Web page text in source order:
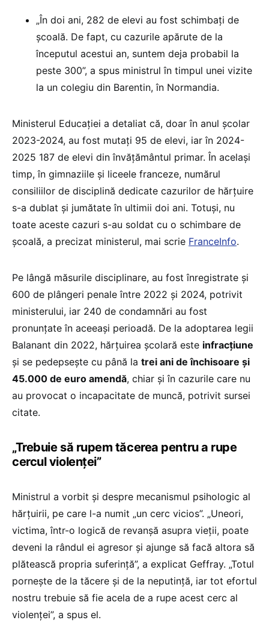
„În doi ani, 282 de elevi au fost schimbați de
școală. De fapt, cu cazurile apărute de la
începutul acestui an, suntem deja probabil la
peste 300”, a spus ministrul în timpul unei vizite
la un colegiu din Barentin, în Normandia.
Ministerul Educației a detaliat că, doar în anul școlar
2023-2024, au fost mutați 95 de elevi, iar în 2024-
2025 187 de elevi din învățământul primar. În același
timp, în gimnaziile și liceele franceze, numărul
consiliilor de disciplină dedicate cazurilor de hărțuire
s-a dublat și jumătate în ultimii doi ani. Totuși, nu
toate aceste cazuri s-au soldat cu o schimbare de
școală, a precizat ministerul, mai scrie FranceInfo.
Pe lângă măsurile disciplinare, au fost înregistrate și
600 de plângeri penale între 2022 și 2024, potrivit
ministerului, iar 240 de condamnări au fost
pronunțate în aceeași perioadă. De la adoptarea legii
Balanant din 2022, hărțuirea școlară este infracțiune
și se pedepsește cu până la trei ani de închisoare și
45.000 de euro amendă, chiar și în cazurile care nu
au provocat o incapacitate de muncă, potrivit sursei
citate.
„Trebuie să rupem tăcerea pentru a rupe
cercul violenței”
Ministrul a vorbit și despre mecanismul psihologic al
hărțuirii, pe care l-a numit „un cerc vicios”. „Uneori,
victima, într-o logică de revanșă asupra vieții, poate
deveni la rândul ei agresor și ajunge să facă altora să
plătească propria suferință”, a explicat Geffray. „Totul
pornește de la tăcere și de la neputință, iar tot efortul
nostru trebuie să fie acela de a rupe acest cerc al
violenței”, a spus el.